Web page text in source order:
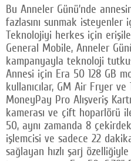
Facebook
Twitter
Google Plus
© 2026 TÜM HAKLARI SAKLIDIR
Bu Anneler Günü’nde
fazlasını sunmak isteyenler
Teknolojiyi herkes için
General Mobile, Anneler
kampanyayla teknoloji
Annesi için Era 50 128 GB
kullanıcılar, GM Air Fryer
MoneyPay Pro Alışveriş
kamerası ve çift hoparlörü
50, aynı zamanda 8
işlemcisi ve sadece 22
sağlayan hızlı şarj